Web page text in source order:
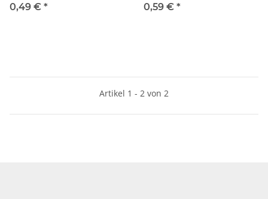
0,49 € *
0,59 € *
Artikel 1 - 2 von 2